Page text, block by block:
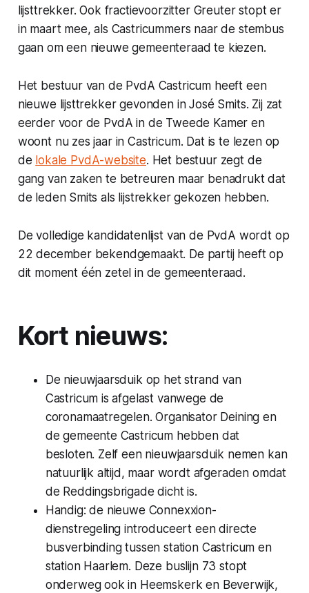
lijsttrekker. Ook fractievoorzitter Greuter stopt er
in maart mee, als Castricummers naar de stembus
gaan om een nieuwe gemeenteraad te kiezen.
Het bestuur van de PvdA Castricum heeft een
nieuwe lijsttrekker gevonden in José Smits. Zij zat
eerder voor de PvdA in de Tweede Kamer en
woont nu zes jaar in Castricum. Dat is te lezen op
de lokale PvdA-website. Het bestuur zegt de
gang van zaken te betreuren maar benadrukt dat
de leden Smits als lijstrekker gekozen hebben.
De volledige kandidatenlijst van de PvdA wordt op
22 december bekendgemaakt. De partij heeft op
dit moment één zetel in de gemeenteraad.
Kort nieuws:
De nieuwjaarsduik op het strand van
Castricum is afgelast vanwege de
coronamaatregelen. Organisator Deining en
de gemeente Castricum hebben dat
besloten. Zelf een nieuwjaarsduik nemen kan
natuurlijk altijd, maar wordt afgeraden omdat
de Reddingsbrigade dicht is.
Handig: de nieuwe Connexxion-
dienstregeling introduceert een directe
busverbinding tussen station Castricum en
station Haarlem. Deze buslijn 73 stopt
onderweg ook in Heemskerk en Beverwijk,